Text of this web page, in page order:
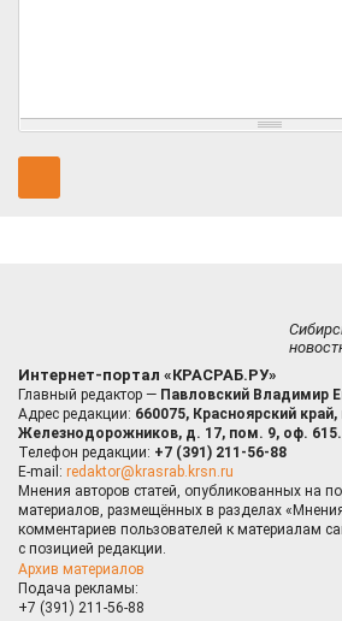
Интернет-портал «КРАСРАБ.РУ»
Главный редактор — Павловский Владимир
Адрес редакции: 660075, Красноярский край,
Железнодорожников, д. 17, пом. 9, оф. 615.
Телефон редакции: +7 (391) 211-56-88
E-mail: redaktor@krasrab.krsn.ru
Мнения авторов статей, опубликованных на
материалов, размещённых в разделах
комментариев пользователей к материалам
с позицией редакции.
Архив материалов
Подача рекламы:
+7 (391) 211-56-88